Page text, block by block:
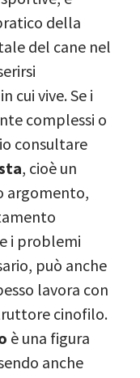
della
del cane nel
cui vive. Se i
complessi o
consultare
, cioè un
argomento,
i problemi
può anche
lavora con
cinofilo.
è una figura
anche